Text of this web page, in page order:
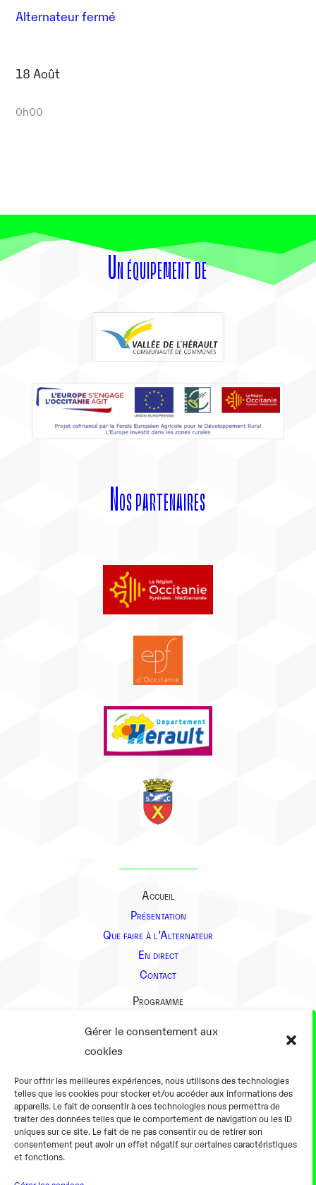
Gérer le consentement aux
cookies
Pour offrir les meilleures expériences, nous utilisons des technologies
telles que les cookies pour stocker et/ou accéder aux informations des
appareils. Le fait de consentir à ces technologies nous permettra de
traiter des données telles que le comportement de navigation ou les ID
uniques sur ce site. Le fait de ne pas consentir ou de retirer son
consentement peut avoir un effet négatif sur certaines caractéristiques
et fonctions.
Alternateur fermé
18 Août
0h00
Un équipement de
Nos partenaires
Accueil
Présentation
Que faire à l’Alternateur
En direct
Contact
Programme
Présentation
En pratique
Tarifs et horaires
Salles
Équipements numériques